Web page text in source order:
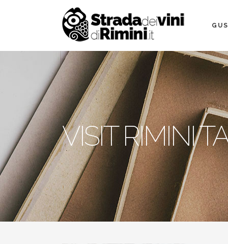
VISIT RIMINI